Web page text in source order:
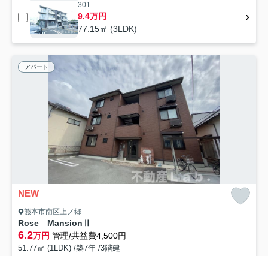
301
9.4万円
77.15㎡ (3LDK)
アパート
NEW
熊本市南区上ノ郷
Rose MansionⅡ
6.2万円 管理/共益費4,500円
51.77㎡ (1LDK) /築7年 /3階建